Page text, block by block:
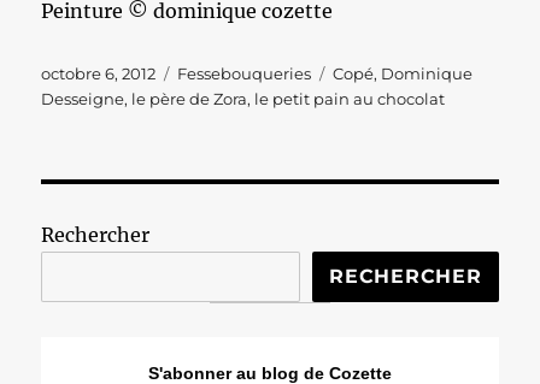
Peinture © dominique cozette
Publié
le
octobre 6, 2012 Catégories
Fessebouqueries Étiquettes
Copé, Dominique
Desseigne, le père de Zora, le petit pain au chocolat
Rechercher
RECHERCHER
S'abonner au blog de Cozette